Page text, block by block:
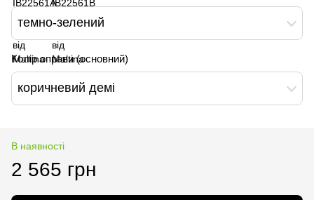
темно-зелений
Колір оправи (основний)
коричневий демі
В наявності
2 565 грн